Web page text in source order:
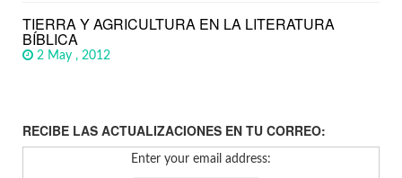
TIERRA Y AGRICULTURA EN LA LITERATURA
BÍBLICA
2 May , 2012
RECIBE LAS ACTUALIZACIONES EN TU CORREO:
Enter your email address: